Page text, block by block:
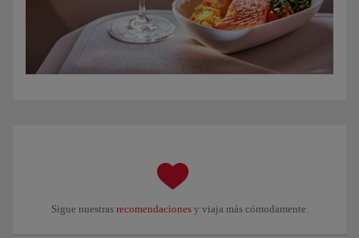
Sigue nuestras recomendacionesy viaja más cómodamente.